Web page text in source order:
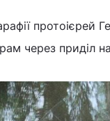
протоієрей
через приділ